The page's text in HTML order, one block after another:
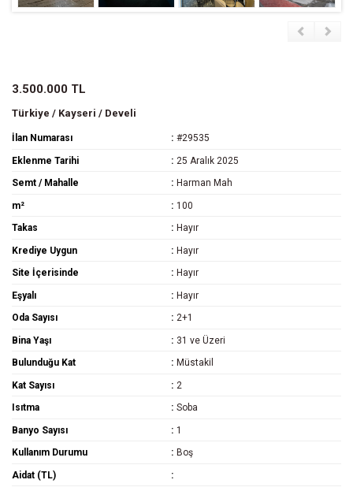
3.500.000 TL
Türkiye / Kayseri / Develi
İlan Numarası #29535
Eklenme Tarihi 25 Aralık 2025
Semt / Mahalle Harman Mah
m² 100
Takas Hayır
Krediye Uygun Hayır
Site İçerisinde Hayır
Eşyalı Hayır
Oda Sayısı 2+1
Bina Yaşı 31 ve Üzeri
Bulunduğu Kat Müstakil
Kat Sayısı 2
Isıtma Soba
Banyo Sayısı 1
Kullanım Durumu Boş
Aidat (TL)